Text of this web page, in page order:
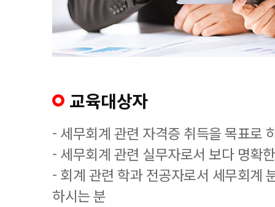
교육대상자
- 세무회계 관련 자격증 취득을 목표로
- 세무회계 관련 실무자로서 보다 명확
- 회계 관련 학과 전공자로서 세무회계
하시는 분